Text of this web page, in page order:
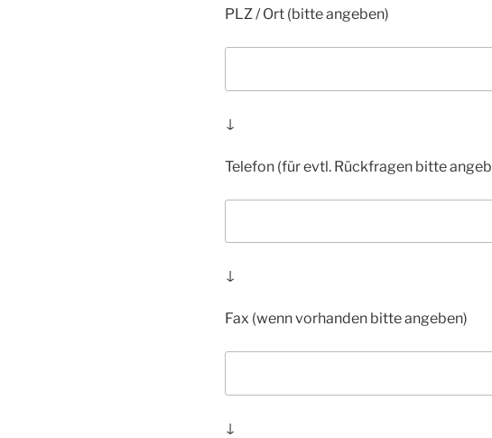
PLZ / Ort (bitte angeben)
↓
Telefon (für evtl. Rückfragen bitte
↓
Fax (wenn vorhanden bitte angeben)
↓